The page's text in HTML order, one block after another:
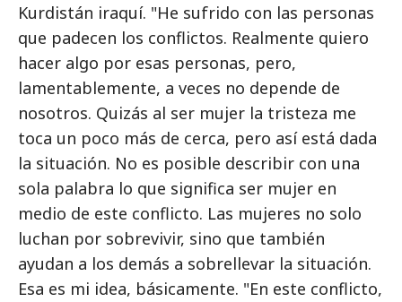
Kurdistán iraquí. "He sufrido con las personas
que padecen los conflictos. Realmente quiero
hacer algo por esas personas, pero,
lamentablemente, a veces no depende de
nosotros. Quizás al ser mujer la tristeza me
toca un poco más de cerca, pero así está dada
la situación. No es posible describir con una
sola palabra lo que significa ser mujer en
medio de este conflicto. Las mujeres no solo
luchan por sobrevivir, sino que también
ayudan a los demás a sobrellevar la situación.
Esa es mi idea, básicamente. "En este conflicto,